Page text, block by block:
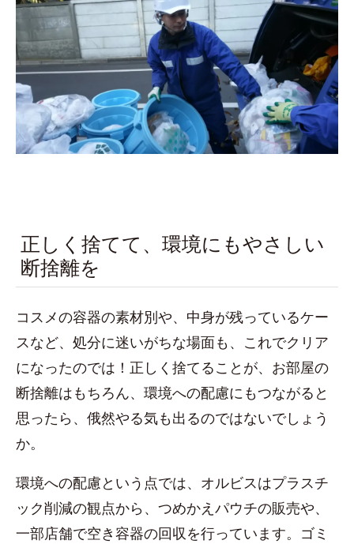
正しく捨てて、環境にもやさしい
断捨離を
コスメの容器の素材別や、中身が残っているケー
スなど、処分に迷いがちな場面も、これでクリア
になったのでは！正しく捨てることが、お部屋の
断捨離はもちろん、環境への配慮にもつながると
思ったら、俄然やる気も出るのではないでしょう
か。
環境への配慮という点では、オルビスはプラスチ
ック削減の観点から、つめかえパウチの販売や、
一部店舗で空き容器の回収を行っています。ゴミ